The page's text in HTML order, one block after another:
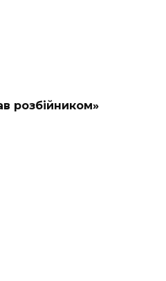
розбійником»